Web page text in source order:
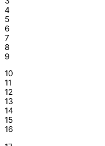
4
5
6
7
8
9
10
11
12
13
14
15
16